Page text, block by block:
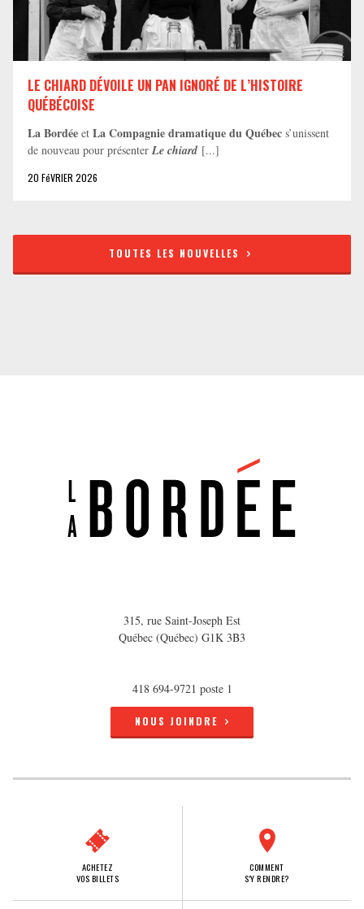
LE CHIARD DÉVOILE UN PAN IGNORÉ DE L’HISTOIRE
QUÉBÉCOISE
La Bordée et La Compagnie dramatique du Québec s’unissent
de nouveau pour présenter Le chiard [...]
20 FéVRIER 2026
TOUTES LES NOUVELLES
315, rue Saint-Joseph Est
Québec (Québec) G1K 3B3
418 694-9721 poste 1
NOUS JOINDRE
ACHETEZ
VOS BILLETS
COMMENT
S'Y RENDRE?